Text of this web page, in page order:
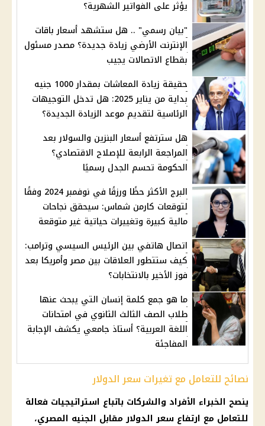
يؤثر على الفواتير الشهرية؟
"بيان رسمي" .. هل ستشهد أسعار باقات
الإنترنت الأرضي زيادة جديدة؟ مصدر مسئول
بقطاع الاتصالات يجيب
حقيقة زيادة المعاشات بمقدار 1000 جنيه
بداية من يناير 2025: هل تدخل التوجيهات
الرئاسية لتقديم موعد الزيادة الجديدة؟
هل سترتفع أسعار البنزين والسولار بعد
المراجعة الرابعة للإصلاح الاقتصادي؟
الحكومة تحسم الجدل رسميًا
البرج الأكثر حظًا ورزقًا في نوفمبر 2024 وفقًا
لتوقعات كارمن شماس: سيحقق نجاحات
مالية كبيرة وتغييرات حياتية غير متوقعة
اتصال هاتفي بين الرئيس السيسي وترامب:
كيف ستتطور العلاقات بين مصر وأمريكا بعد
فوز الأخير بالانتخابات؟
ما هو جمع كلمة إنسان التي يبحث عنها
طلاب الصف الثالث الثانوي في امتحانات
اللغة العربية؟ أستاذ جامعي يكشف الإجابة
المفاجئة
نصائح للتعامل مع تغيرات سعر الدولار
ينصح الخبراء الأفراد والشركات باتباع استراتيجيات فعالة
للتعامل مع ارتفاع سعر الدولار مقابل الجنيه المصري،